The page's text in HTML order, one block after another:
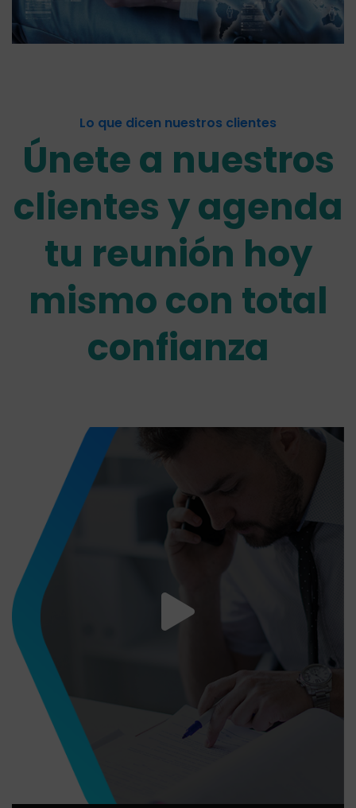
Lo que dicen nuestros clientes
Únete a nuestros
clientes y agenda
tu reunión hoy
mismo con total
confianza